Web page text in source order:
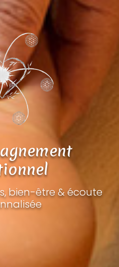
bien-être & écoute